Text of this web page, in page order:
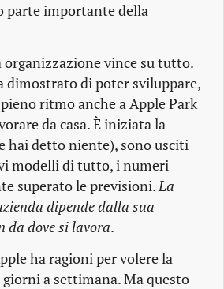
parte importante della
organizzazione vince su tutto.
dimostrato di poter sviluppare,
ritmo anche a Apple Park
da casa. È iniziata la
hai detto niente), sono usciti
modelli di tutto, i numeri
superato le previsioni. La
dipende dalla sua
da dove si lavora.
ha ragioni per volere la
a settimana. Ma questo